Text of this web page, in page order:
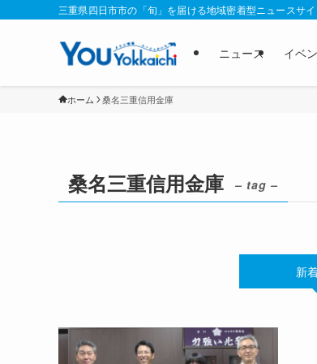
三重県四日市市の「旬」を届ける地域密着型ニュースサイ
ニュース イベ
ホーム 桑名三重信用金庫
桑名三重信用金庫 – tag –
新